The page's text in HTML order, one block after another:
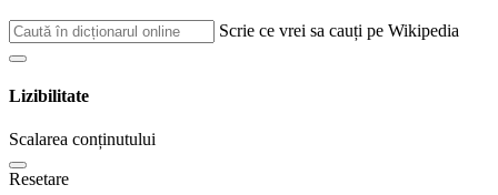
Scrie ce vrei sa cauți pe Wikipedia
Lizibilitate
Scalarea conținutului
Resetare